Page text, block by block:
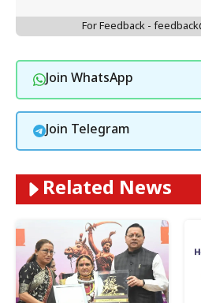
For Feedback -
Join WhatsApp
Join Telegram
Related News